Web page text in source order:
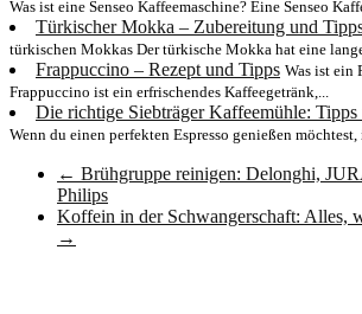
Was ist eine Senseo Kaffeemaschine? Eine Senseo
Türkischer Mokka – Zubereitung und
türkischen Mokkas Der türkische Mokka hat eine
Frappuccino – Rezept und Tipps Was ist ein
Frappuccino ist ein erfrischendes Kaffeegetränk,...
Die richtige Siebträger Kaffeemühle:
Wenn du einen perfekten Espresso genießen möchtest,
← Brühgruppe reinigen: Delonghi,
Philips
Koffein in der Schwangerschaft: Alles,
→